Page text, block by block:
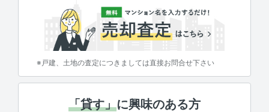
※戸建、土地の査定につきましては直接お問合せ下さい
「貸す」に興味のある方